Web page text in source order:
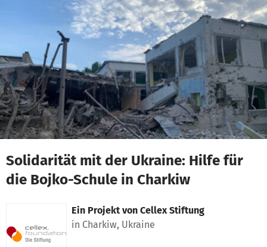
Zum Hauptinhalt springen
Erklärung zur Barrierefreiheit anzeigen
Solidarität mit der Ukraine: Hilfe für
die Bojko-Schule in Charkiw
Ein Projekt von Cellex Stiftung
in Charkiw, Ukraine